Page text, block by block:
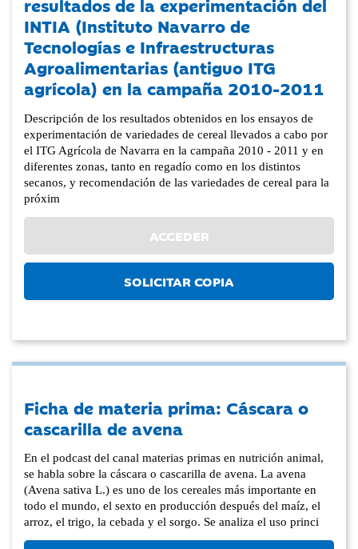
resultados de la experimentación del
INTIA (Instituto Navarro de
Tecnologías e Infraestructuras
Agroalimentarias (antiguo ITG
agrícola) en la campaña 2010-2011
Descripción de los resultados obtenidos en los ensayos de
experimentación de variedades de cereal llevados a cabo por
el ITG Agrícola de Navarra en la campaña 2010 - 2011 y en
diferentes zonas, tanto en regadío como en los distintos
secanos, y recomendación de las variedades de cereal para la
próxim
ACCEDER
SOLICITAR COPIA
Ficha de materia prima: Cáscara o
cascarilla de avena
En el podcast del canal materias primas en nutrición animal,
se habla sobre la cáscara o cascarilla de avena. La avena
(Avena sativa L.) es uno de los cereales más importante en
todo el mundo, el sexto en producción después del maíz, el
arroz, el trigo, la cebada y el sorgo. Se analiza el uso princi